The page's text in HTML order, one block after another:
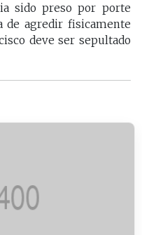
sido preso por porte
de agredir fisicamente
deve ser sepultado